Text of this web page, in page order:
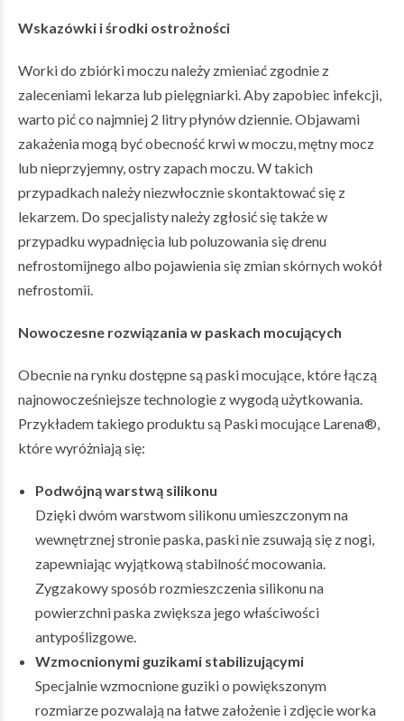
Wskazówki i środki ostrożności
Worki do zbiórki moczu należy zmieniać zgodnie z
zaleceniami lekarza lub pielęgniarki. Aby zapobiec infekcji,
warto pić co najmniej 2 litry płynów dziennie. Objawami
zakażenia mogą być obecność krwi w moczu, mętny mocz
lub nieprzyjemny, ostry zapach moczu. W takich
przypadkach należy niezwłocznie skontaktować się z
lekarzem. Do specjalisty należy zgłosić się także w
przypadku wypadnięcia lub poluzowania się drenu
nefrostomijnego albo pojawienia się zmian skórnych wokół
nefrostomii.
Nowoczesne rozwiązania w paskach mocujących
Obecnie na rynku dostępne są paski mocujące, które łączą
najnowocześniejsze technologie z wygodą użytkowania.
Przykładem takiego produktu są Paski mocujące Larena®
które wyróżniają się:
Podwójną warstwą silikonu
Dzięki dwóm warstwom silikonu umieszczonym na
wewnętrznej stronie paska, paski nie zsuwają się z nogi,
zapewniając wyjątkową stabilność mocowania.
Zygzakowy sposób rozmieszczenia silikonu na
powierzchni paska zwiększa jego właściwości
antypoślizgowe.
Wzmocnionymi guzikami stabilizującymi
Specjalnie wzmocnione guziki o powiększonym
rozmiarze pozwalają na łatwe założenie i zdjęcie worka